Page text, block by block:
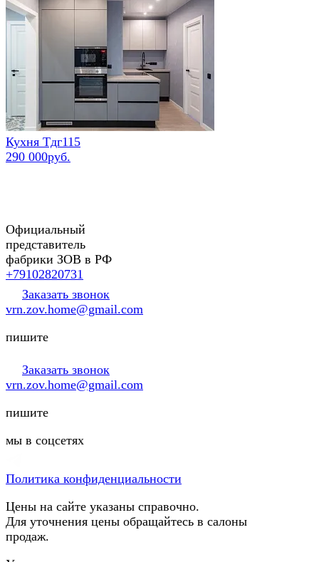
Кухня Тдг115
290 000руб.
Официальный
представитель
фабрики ЗОВ в РФ
+79102820731
Заказать звонок
vrn.zov.home@gmail.com
пишите
Заказать звонок
vrn.zov.home@gmail.com
пишите
мы в соцсетях
Политика конфиденциальности
Цены на сайте указаны справочно.
Для уточнения цены обращайтесь в салоны
продаж.